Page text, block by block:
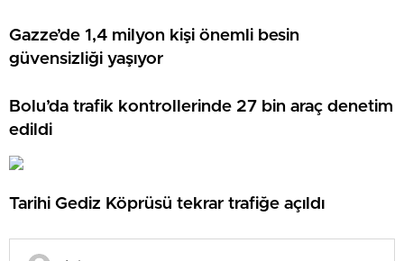
Gazze’de 1,4 milyon kişi önemli besin
güvensizliği yaşıyor
Bolu’da trafik kontrollerinde 27 bin araç denetim
edildi
Tarihi Gediz Köprüsü tekrar trafiğe açıldı